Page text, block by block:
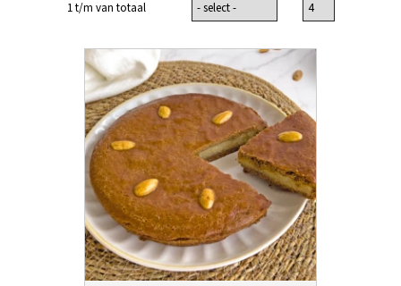
1 t/m van totaal